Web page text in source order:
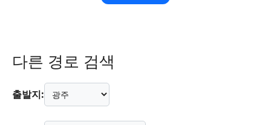
다른 경로 검색
출발지: